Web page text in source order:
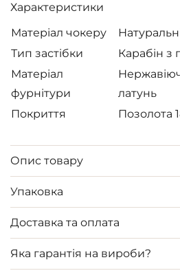
Характеристики
Матеріал чокеру
Тип застібки
Карабін з
Матеріал
фурнітури
латунь
Покриття
Позолота
Опис товару
Упаковка
Доставка та оплата
Яка гарантія на вироби?